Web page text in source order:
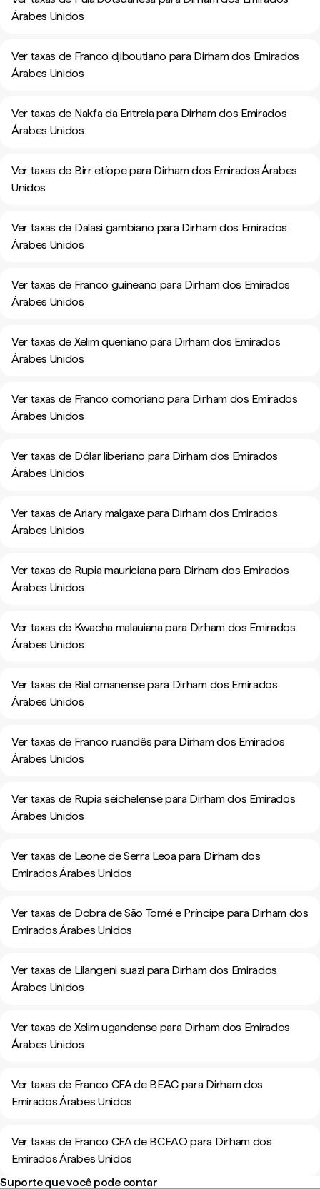
Árabes Unidos
Ver taxas de Franco djiboutiano para Dirham dos Emirados
Árabes Unidos
Ver taxas de Nakfa da Eritreia para Dirham dos Emirados
Árabes Unidos
Ver taxas de Birr etíope para Dirham dos Emirados Árabes
Unidos
Ver taxas de Dalasi gambiano para Dirham dos Emirados
Árabes Unidos
Ver taxas de Franco guineano para Dirham dos Emirados
Árabes Unidos
Ver taxas de Xelim queniano para Dirham dos Emirados
Árabes Unidos
Ver taxas de Franco comoriano para Dirham dos Emirados
Árabes Unidos
Ver taxas de Dólar liberiano para Dirham dos Emirados
Árabes Unidos
Ver taxas de Ariary malgaxe para Dirham dos Emirados
Árabes Unidos
Ver taxas de Rupia mauriciana para Dirham dos Emirados
Árabes Unidos
Ver taxas de Kwacha malauiana para Dirham dos Emirados
Árabes Unidos
Ver taxas de Rial omanense para Dirham dos Emirados
Árabes Unidos
Ver taxas de Franco ruandês para Dirham dos Emirados
Árabes Unidos
Ver taxas de Rupia seichelense para Dirham dos Emirados
Árabes Unidos
Ver taxas de Leone de Serra Leoa para Dirham dos
Emirados Árabes Unidos
Ver taxas de Dobra de São Tomé e Príncipe para Dirham dos
Emirados Árabes Unidos
Ver taxas de Lilangeni suazi para Dirham dos Emirados
Árabes Unidos
Ver taxas de Xelim ugandense para Dirham dos Emirados
Árabes Unidos
Ver taxas de Franco CFA de BEAC para Dirham dos
Emirados Árabes Unidos
Ver taxas de Franco CFA de BCEAO para Dirham dos
Emirados Árabes Unidos
Suporte que você pode contar